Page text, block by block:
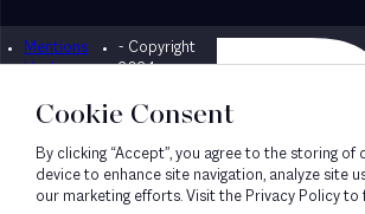
Mentions
légales
- Copyright
2024
Designed by
Cookie Consent
By clicking “Accept”, you agree to the storing of
device to enhance site navigation, analyze site
our marketing efforts. Visit the Privacy Policy to